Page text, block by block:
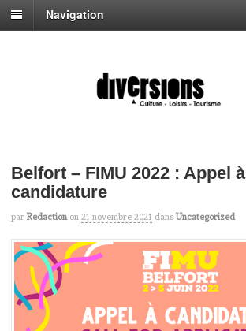
Navigation
Belfort – FIMU 2022 : Appel à
candidature
par Redaction on 21 novembre 2021 dans Uncategorized